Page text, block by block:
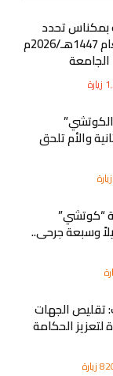
بمكناس تحدد
موعد صلاة عيد الأضحى لعام 1447هـ/2026م
زيارة
والأم تلحق
زيارة
“كوتشي”
وسبعة جرحى..
تقليص الجهات
لتعزيز الحكامة
زيارة